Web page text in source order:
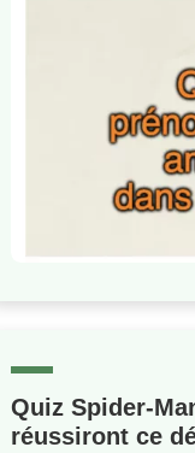
Quiz Spider-
réussiront ce